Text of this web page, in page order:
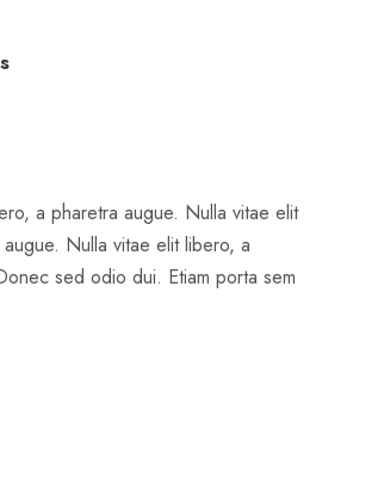
a pharetra augue. Nulla vitae elit
Nulla vitae elit libero, a
sed odio dui. Etiam porta sem